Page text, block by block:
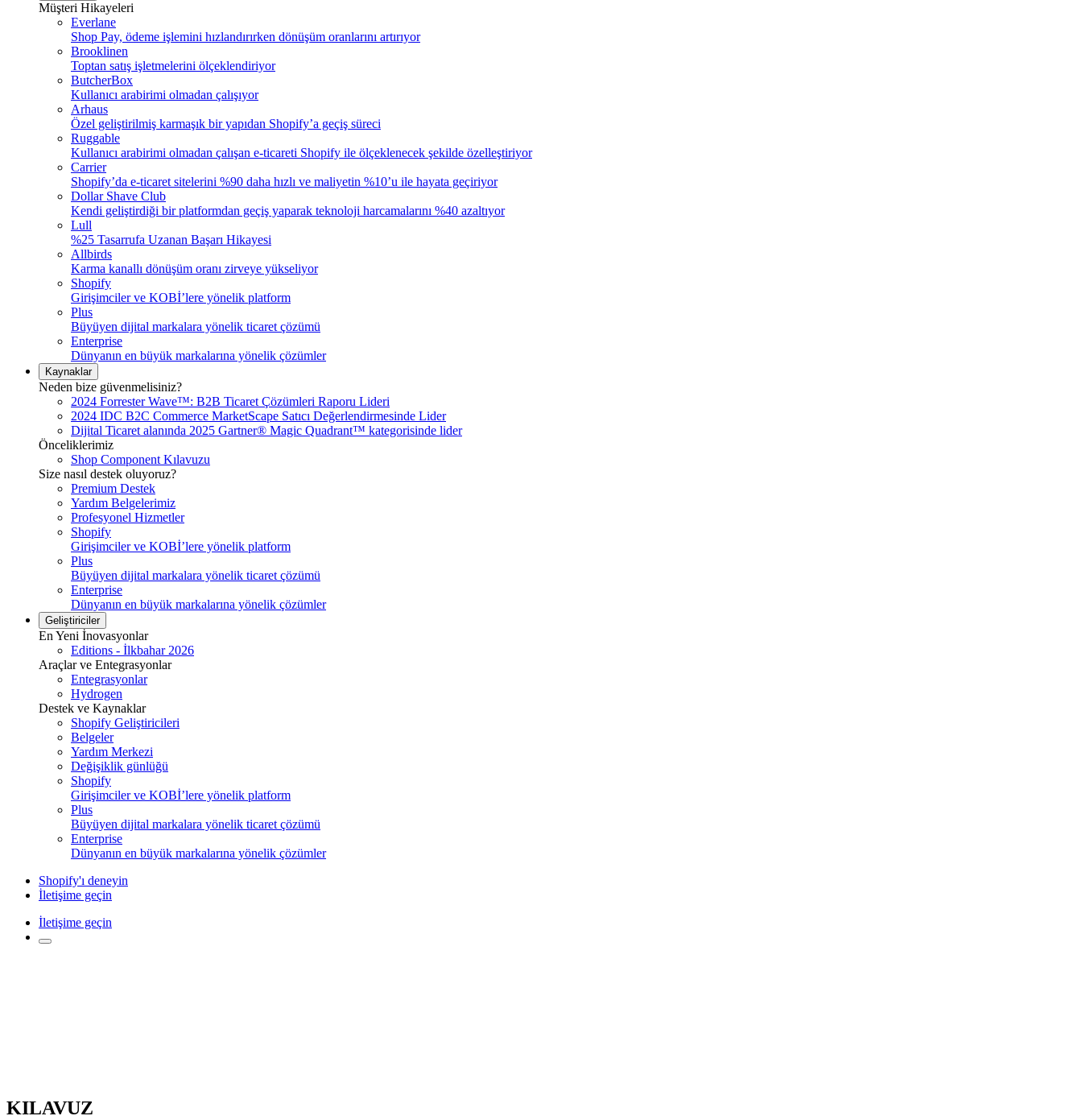
Müşteri Hikayeleri
Everlane
Shop Pay, ödeme işlemini hızlandırırken dönüşüm oranlarını artırıyor
Brooklinen
Toptan satış işletmelerini ölçeklendiriyor
ButcherBox
Kullanıcı arabirimi olmadan çalışıyor
Arhaus
Özel geliştirilmiş karmaşık bir yapıdan Shopify’a geçiş süreci
Ruggable
Kullanıcı arabirimi olmadan çalışan e-ticareti Shopify ile ölçeklenecek şekilde özelleştiriyor
Carrier
Shopify’da e-ticaret sitelerini %90 daha hızlı ve maliyetin %10’u ile hayata geçiriyor
Dollar Shave Club
Kendi geliştirdiği bir platformdan geçiş yaparak teknoloji harcamalarını %40 azaltıyor
Lull
%25 Tasarrufa Uzanan Başarı Hikayesi
Allbirds
Karma kanallı dönüşüm oranı zirveye yükseliyor
Shopify
Girişimciler ve KOBİ’lere yönelik platform
Plus
Büyüyen dijital markalara yönelik ticaret çözümü
Enterprise
Dünyanın en büyük markalarına yönelik çözümler
Kaynaklar
Neden bize güvenmelisiniz?
2024 Forrester Wave™: B2B Ticaret Çözümleri Raporu Lideri
2024 IDC B2C Commerce MarketScape Satıcı Değerlendirmesinde Lider
Dijital Ticaret alanında 2025 Gartner® Magic Quadrant™ kategorisinde lider
Önceliklerimiz
Shop Component Kılavuzu
Size nasıl destek oluyoruz?
Premium Destek
Yardım Belgelerimiz
Profesyonel Hizmetler
Shopify
Girişimciler ve KOBİ’lere yönelik platform
Plus
Büyüyen dijital markalara yönelik ticaret çözümü
Enterprise
Dünyanın en büyük markalarına yönelik çözümler
Geliştiriciler
En Yeni İnovasyonlar
Editions - İlkbahar 2026
Araçlar ve Entegrasyonlar
Entegrasyonlar
Hydrogen
Destek ve Kaynaklar
Shopify Geliştiricileri
Belgeler
Yardım Merkezi
Değişiklik günlüğü
Shopify
Girişimciler ve KOBİ’lere yönelik platform
Plus
Büyüyen dijital markalara yönelik ticaret çözümü
Enterprise
Dünyanın en büyük markalarına yönelik çözümler
Shopify'ı deneyin
İletişime geçin
İletişime geçin
KILAVUZ